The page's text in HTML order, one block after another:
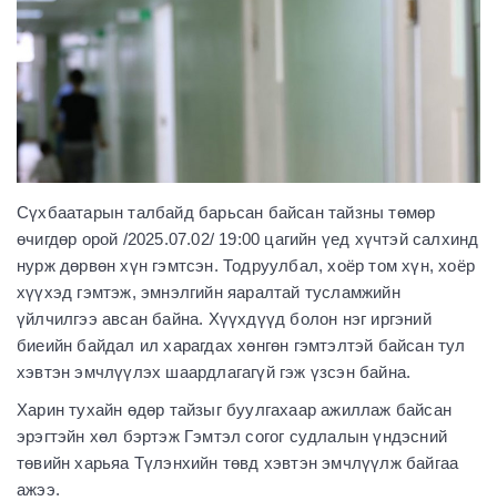
Сүхбаатарын талбайд барьсан байсан тайзны төмөр
өчигдөр орой /2025.07.02/ 19:00 цагийн үед хүчтэй салхинд
нурж дөрвөн хүн гэмтсэн. Тодруулбал, хоёр том хүн, хоёр
хүүхэд гэмтэж, эмнэлгийн яаралтай тусламжийн
үйлчилгээ авсан байна. Хүүхдүүд болон нэг иргэний
биеийн байдал ил харагдах хөнгөн гэмтэлтэй байсан тул
хэвтэн эмчлүүлэх шаардлагагүй гэж үзсэн байна.
Харин тухайн өдөр тайзыг буулгахаар ажиллаж байсан
эрэгтэйн хөл бэртэж Гэмтэл согог судлалын үндэсний
төвийн харьяа Түлэнхийн төвд хэвтэн эмчлүүлж байгаа
ажээ.